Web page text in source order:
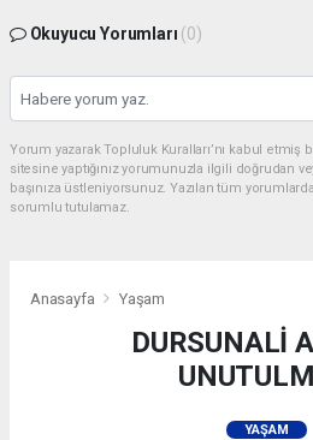
Okuyucu Yorumları (0)
Yorum yazarak Topluluk Kuralları’nı kabul
sitesine yaptığınız yorumunuzla ilgili doğrudan
başınıza üstleniyorsunuz. Yazılan tüm
sorumlu tutulamaz.
Anasayfa Yaşam
DURSUNALİ
YAŞAM